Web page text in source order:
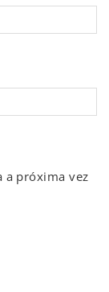
a próxima vez